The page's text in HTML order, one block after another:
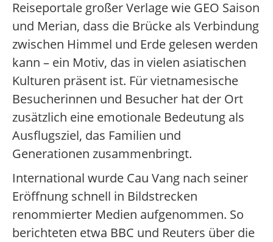
Reiseportale großer Verlage wie GEO Saison
und Merian, dass die Brücke als Verbindung
zwischen Himmel und Erde gelesen werden
kann – ein Motiv, das in vielen asiatischen
Kulturen präsent ist. Für vietnamesische
Besucherinnen und Besucher hat der Ort
zusätzlich eine emotionale Bedeutung als
Ausflugsziel, das Familien und
Generationen zusammenbringt.
International wurde Cau Vang nach seiner
Eröffnung schnell in Bildstrecken
renommierter Medien aufgenommen. So
berichteten etwa BBC und Reuters über die